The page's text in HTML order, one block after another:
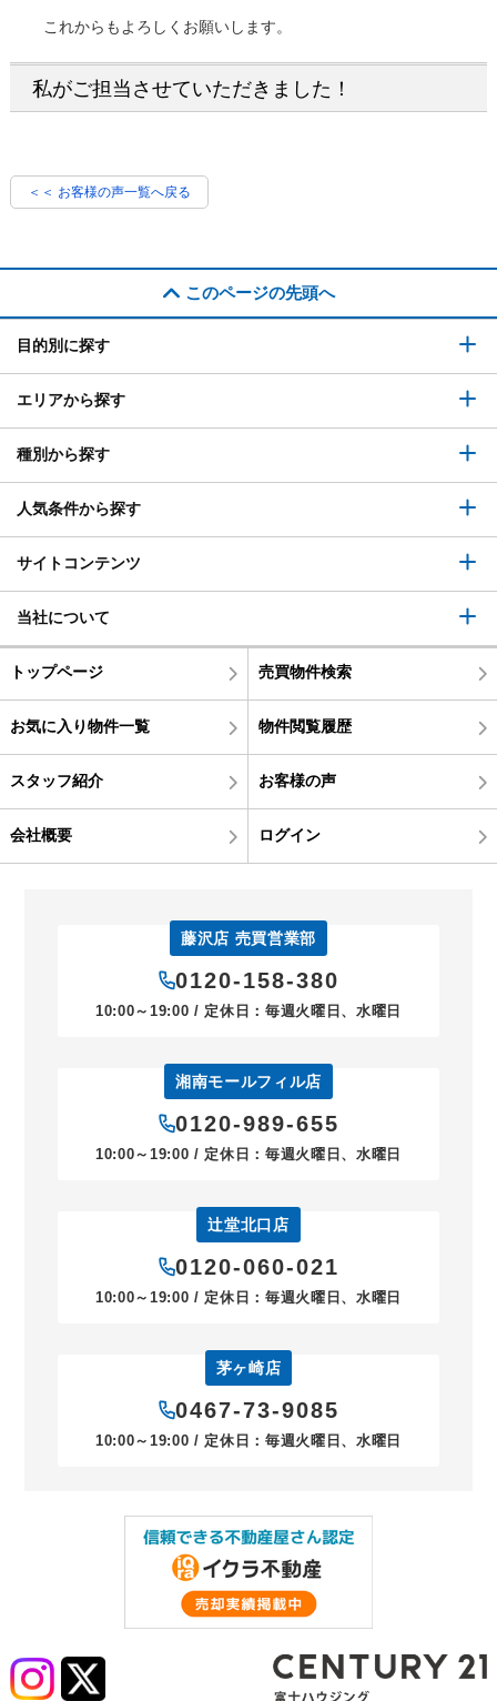
これからもよろしくお願いします。
私がご担当させていただきました！
＜＜ お客様の声一覧へ戻る
このページの先頭へ
目的別に探す
エリアから探す
種別から探す
人気条件から探す
サイトコンテンツ
当社について
トップページ 売買物件検索
お気に入り物件一覧 物件閲覧履歴
スタッフ紹介 お客様の声
会社概要 ログイン
藤沢店 売買営業部
0120-158-380
10:00～19:00 / 定休日：毎週火曜日、水曜日
湘南モールフィル店
0120-989-655
10:00～19:00 / 定休日：毎週火曜日、水曜日
辻堂北口店
0120-060-021
10:00～19:00 / 定休日：毎週火曜日、水曜日
茅ヶ崎店
0467-73-9085
10:00～19:00 / 定休日：毎週火曜日、水曜日